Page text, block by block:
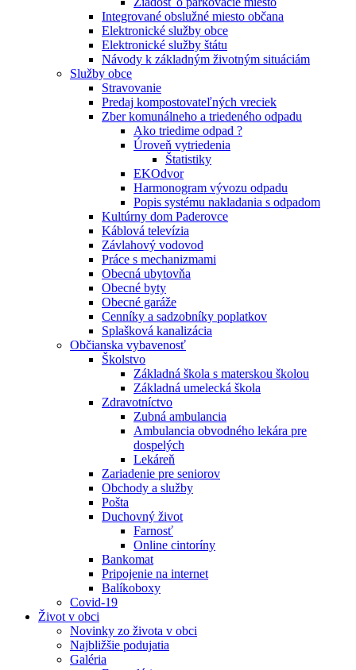
Integrované obslužné miesto občana
Elektronické služby obce
Elektronické služby štátu
Návody k základným životným situáciám
Služby obce
Stravovanie
Predaj kompostovateľných vreciek
Zber komunálneho a triedeného odpadu
Ako triedime odpad ?
Úroveň vytriedenia
Štatistiky
EKOdvor
Harmonogram vývozu odpadu
Popis systému nakladania s odpadom
Kultúrny dom Paderovce
Káblová televízia
Závlahový vodovod
Práce s mechanizmami
Obecná ubytovňa
Obecné byty
Obecné garáže
Cenníky a sadzobníky poplatkov
Splašková kanalizácia
Občianska vybavenosť
Školstvo
Základná škola s materskou školou
Základná umelecká škola
Zdravotníctvo
Zubná ambulancia
Ambulancia obvodného lekára pre
dospelých
Lekáreň
Zariadenie pre seniorov
Obchody a služby
Pošta
Duchovný život
Farnosť
Online cintoríny
Bankomat
Pripojenie na internet
Balíkoboxy
Covid-19
Život v obci
Novinky zo života v obci
Najbližšie podujatia
Galéria